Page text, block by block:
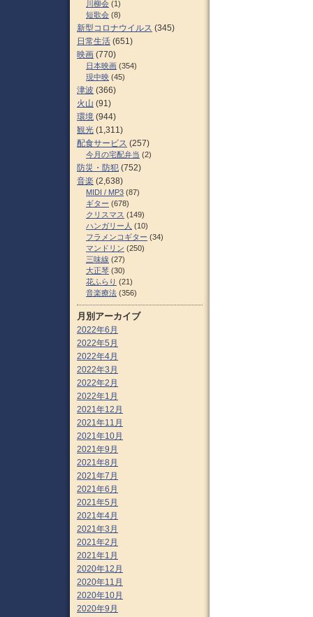
川柳会 (1)
短歌会 (8)
新型コロナウイルス (345)
日常生活 (651)
映画 (770)
日本映画 (354)
現中映 (45)
津波 (366)
火山 (91)
環境 (944)
観光 (1,311)
配食サービス (257)
今月の宅配弁当 (2)
防災・防犯 (752)
音楽 (2,638)
MIDI / MP3 (87)
ギター (678)
クリスマス (149)
ハンガリー人 (10)
フラメンコギター (34)
マンドリン (250)
三味線 (27)
大正琴 (30)
花ふらり (21)
音楽療法 (356)
月別アーカイブ
2022年6月
2022年5月
2022年4月
2022年3月
2022年2月
2022年1月
2021年12月
2021年11月
2021年10月
2021年9月
2021年8月
2021年7月
2021年6月
2021年5月
2021年4月
2021年3月
2021年2月
2021年1月
2020年12月
2020年11月
2020年10月
2020年9月